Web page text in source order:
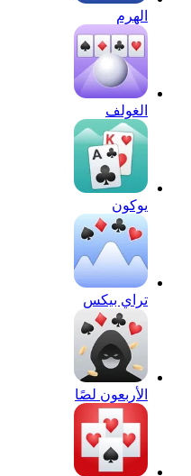
الهرم
الغولف
يوكون
تراي بيكس
الأربعون لصًا